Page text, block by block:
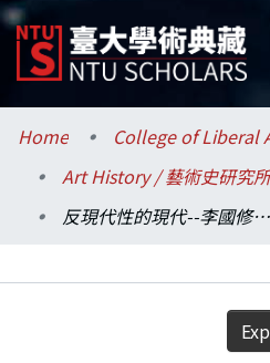
Communities &
Research Outputs
Home
Art History / 藝術史研究所
反現代性的現代--李國修劇場軌跡